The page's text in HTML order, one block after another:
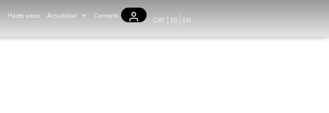
Hazte socio Actualidad Contacto
CAT ES EN